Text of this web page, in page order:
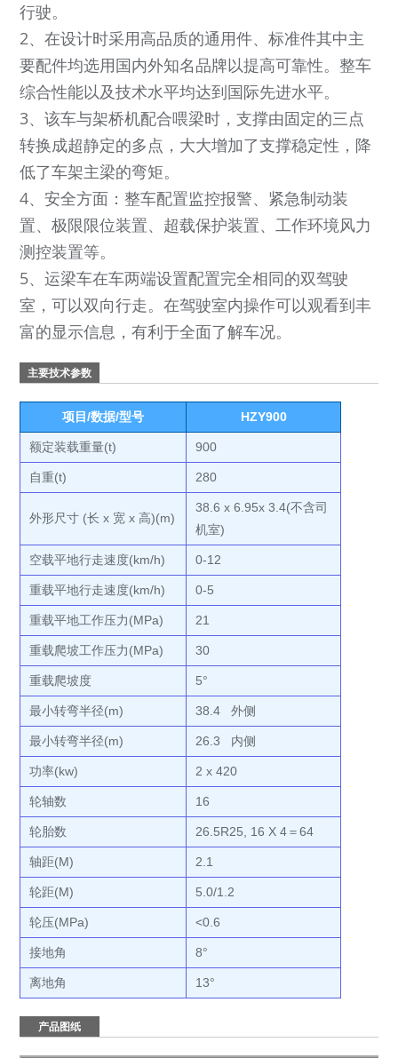
行驶。
2、在设计时采用高品质的通用件、标准件其中主
要配件均选用国内外知名品牌以提高可靠性。整车
综合性能以及技术水平均达到国际先进水平。
3、该车与架桥机配合喂梁时，支撑由固定的三点
转换成超静定的多点，大大增加了支撑稳定性，降
低了车架主梁的弯矩。
4、安全方面：整车配置监控报警、紧急制动装
置、极限限位装置、超载保护装置、工作环境风力
测控装置等。
5、运梁车在车两端设置配置完全相同的双驾驶
室，可以双向行走。在驾驶室内操作可以观看到丰
富的显示信息，有利于全面了解车况。
主要技术参数
项目/数据/型号 HZY900
额定装载重量(t) 900
自重(t) 280
外形尺寸 (长 x 宽 x 高)(m)
38.6 x 6.95x 3.4(不含司
机室)
空载平地行走速度(km/h) 0-12
重载平地行走速度(km/h) 0-5
重载平地工作压力(MPa) 21
重载爬坡工作压力(MPa) 30
重载爬坡度 5°
最小转弯半径(m) 38.4 外侧
最小转弯半径(m) 26.3 内侧
功率(kw) 2 x 420
轮轴数 16
轮胎数 26.5R25, 16 X 4＝64
轴距(M) 2.1
轮距(M) 5.0/1.2
轮压(MPa) <0.6
接地角 8°
离地角 13°
产品图纸